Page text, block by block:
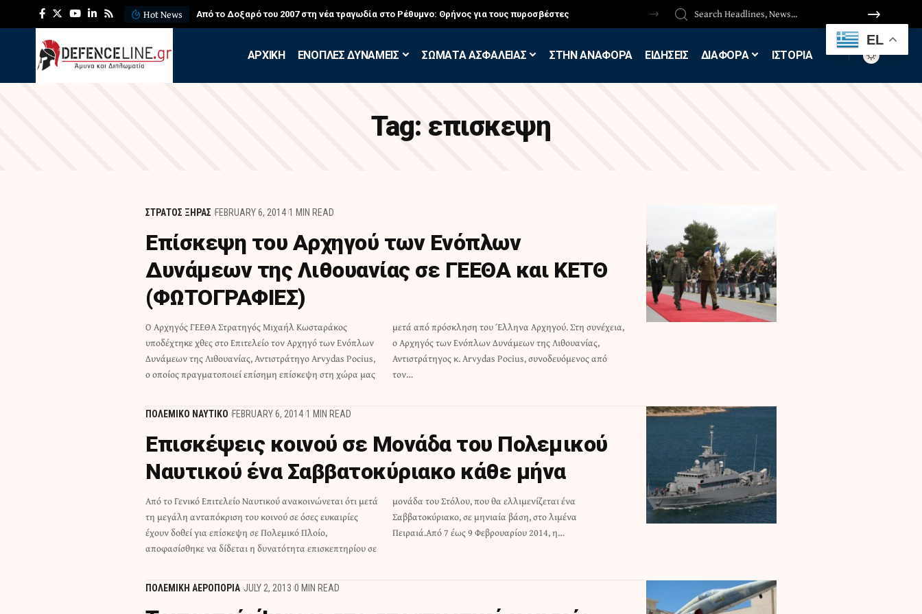
Hot News Από το Δοξαρό του 2007 στη νέα τραγωδία στο Ρέθυμνο: Θρήνος για τους πυροσβέστες
APXIKH ΕΝΟΠΛΕΣ ΔΥΝΑΜΕΙΣ ΣΩΜΑΤΑ ΑΣΦΑΛΕΙΑΣ ΣΤΗΝ ΑΝΑΦΟΡΑ ΕΙΔΗΣΕΙΣ ΔΙΑΦΟΡΑ ΙΣΤΟΡΙΑ
Tag: επισκεψη
ΣΤΡΑΤΟΣ ΞΗΡΑΣ FEBRUARY 6, 2014 1 MIN READ
Επίσκεψη του Αρχηγού των Ενόπλων
Δυνάμεων της Λιθουανίας σε ΓΕΕΘΑ και ΚΕΤΘ
(ΦΩΤΟΓΡΑΦΙΕΣ)
Ο Αρχηγός ΓΕΕΘΑ Στρατηγός Μιχαήλ Κωσταράκος
υποδέχτηκε χθες στο Επιτελείο τον Αρχηγό των Ενόπλων
Δυνάμεων της Λιθουανίας, Αντιστράτηγο Arvydas Pocius,
ο οποίος πραγματοποιεί επίσημη επίσκεψη στη χώρα μας
μετά από πρόσκληση του Έλληνα Αρχηγού. Στη συνέχεια,
ο Αρχηγός των Ενόπλων Δυνάμεων της Λιθουανίας,
Αντιστράτηγος κ. Arvydas Pocius, συνοδευόμενος από
τον…
ΠΟΛΕΜΙΚΟ ΝΑΥΤΙΚΟ FEBRUARY 6, 2014 1 MIN READ
Επισκέψεις κοινού σε Μονάδα του Πολεμικού
Ναυτικού ένα Σαββατοκύριακο κάθε μήνα
Από το Γενικό Επιτελείο Ναυτικού ανακοινώνεται ότι μετά
τη μεγάλη ανταπόκριση του κοινού σε όσες ευκαιρίες
έχουν δοθεί για επίσκεψη σε Πολεμικό Πλοίο,
αποφασίσθηκε να δίδεται η δυνατότητα επισκεπτηρίου σε
μονάδα του Στόλου, που θα ελλιμενίζεται ένα
Σαββατοκύριακο, σε μηνιαία βάση, στο λιμένα
Πειραιά.Από 7 έως 9 Φεβρουαρίου 2014, η…
ΠΟΛΕΜΙΚΗ ΑΕΡΟΠΟΡΙΑ JULY 2, 2013 0 MIN READ
EL